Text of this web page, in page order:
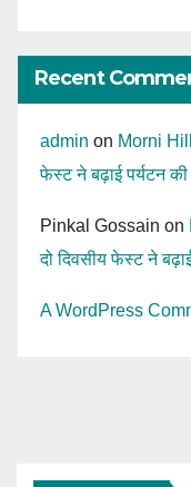
Recent
admin on Morni
फेस्ट ने बढ़ाई पर्यटन
Pinkal Gossain on
दो दिवसीय फेस्ट ने
A WordPress